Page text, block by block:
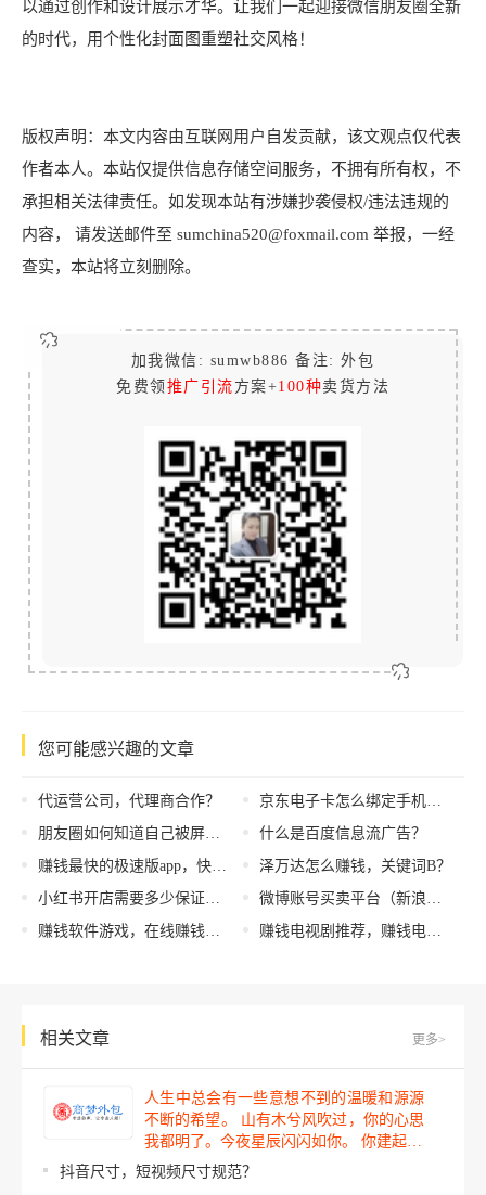
以通过创作和设计展示才华。让我们一起迎接微信朋友圈全新
的时代，用个性化封面图重塑社交风格！
版权声明：本文内容由互联网用户自发贡献，该文观点仅代表
作者本人。本站仅提供信息存储空间服务，不拥有所有权，不
承担相关法律责任。如发现本站有涉嫌抄袭侵权/违法违规的
内容， 请发送邮件至 sumchina520@foxmail.com 举报，一经
查实，本站将立刻删除。
加我微信: sumwb886 备注: 外包
免费领 推广引流 方案+100种卖货方法
您可能感兴趣的文章
代运营公司，代理商合作？
朋友圈如何知道自己被屏蔽了，如何知道自己被屏蔽了还是没发？
赚钱最快的极速版app，快速赚钱APP？
小红书开店需要多少保证金才能开通，小红书开店有保证金吗
赚钱软件游戏，在线赚钱游戏？
京东电子卡怎么绑定手机，京东电子卡怎么绑定手机号？
什么是百度信息流广告？
泽万达怎么赚钱，关键词B？
微博账号买卖平台（新浪微博账号出售购买平台）
赚钱电视剧推荐，赚钱电视剧推荐大全？
相关文章 更多>
人生中总会有一些意想不到的温暖和源源
不断的希望。 山有木兮风吹过，你的心思
我都明了。今夜星辰闪闪如你。 你建起…
抖音尺寸，短视频尺寸规范？